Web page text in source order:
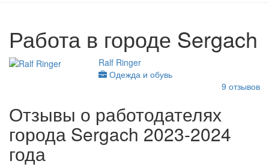
Работа в городе Sergach
Ralf Ringer
Одежда и обувь
9 отзывов
Отзывы о работодателях
города Sergach 2023-2024
года